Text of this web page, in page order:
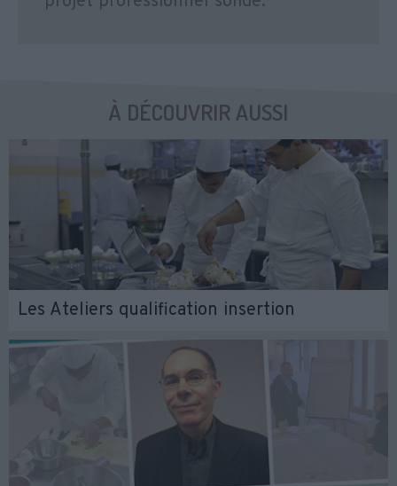
À DÉCOUVRIR AUSSI
Les Ateliers qualification insertion